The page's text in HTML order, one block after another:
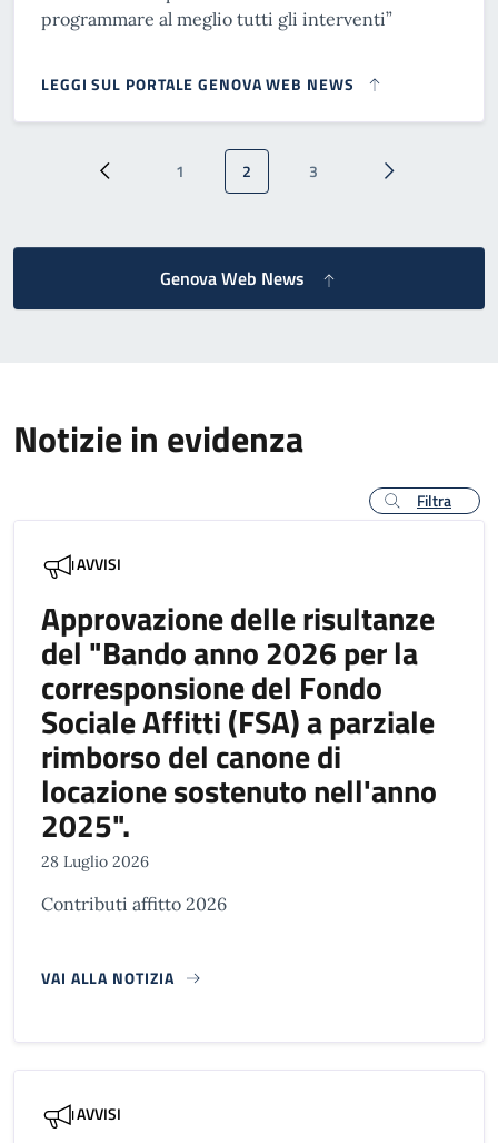
programmare al meglio tutti gli interventi”
LEGGI SUL PORTALE GENOVA WEB NEWS
Paginazione
Pagina precedente
Pagina
1 Pagina attuale
2 Pagina
3 Pagina
Genova Web News
Notizie in evidenza
Filtra
AVVISI
Approvazione delle risultanze
del "Bando anno 2026 per la
corresponsione del Fondo
Sociale Affitti (FSA) a parziale
rimborso del canone di
locazione sostenuto nell'anno
2025".
28 Luglio 2026
Contributi affitto 2026
VAI ALLA NOTIZIA
AVVISI